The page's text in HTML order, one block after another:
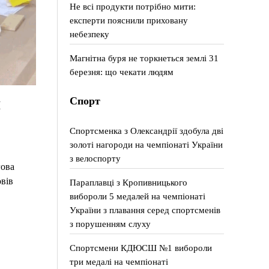
Не всі продукти потрібно мити:
експерти пояснили приховану
небезпеку
Магнітна буря не торкнеться землі 31
березня: що чекати людям
Спорт
Спортсменка з Олександрії здобула дві
золоті нагороди на чемпіонаті України
з велоспорту
Параплавці з Кропивницького
вибороли 5 медалей на чемпіонаті
України з плавання серед спортсменів
з порушенням слуху
Спортсмени КДЮСШ №1 вибороли
три медалі на чемпіонаті